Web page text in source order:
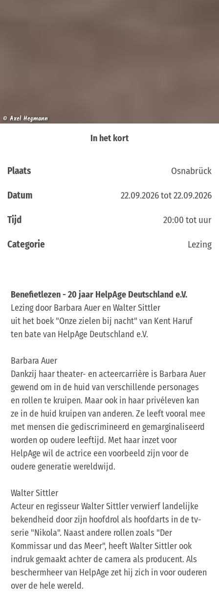
© Axel Hegmann
In het kort
Plaats Osnabrück
Datum 22.09.2026 tot 22.09.2026
Tijd 20:00 tot uur
Categorie Lezing
Benefietlezen - 20 jaar HelpAge Deutschland e.V.
Lezing door Barbara Auer en Walter Sittler
uit het boek "Onze zielen bij nacht" van Kent Haruf
ten bate van HelpAge Deutschland e.V.
Barbara Auer
Dankzij haar theater- en acteercarrière is Barbara Auer
gewend om in de huid van verschillende personages
en rollen te kruipen. Maar ook in haar privéleven kan
ze in de huid kruipen van anderen. Ze leeft vooral mee
met mensen die gediscrimineerd en gemarginaliseerd
worden op oudere leeftijd. Met haar inzet voor
HelpAge wil de actrice een voorbeeld zijn voor de
oudere generatie wereldwijd.
Walter Sittler
Acteur en regisseur Walter Sittler verwierf landelijke
bekendheid door zijn hoofdrol als hoofdarts in de tv-
serie "Nikola". Naast andere rollen zoals "Der
Kommissar und das Meer", heeft Walter Sittler ook
indruk gemaakt achter de camera als producent. Als
beschermheer van HelpAge zet hij zich in voor ouderen
over de hele wereld.